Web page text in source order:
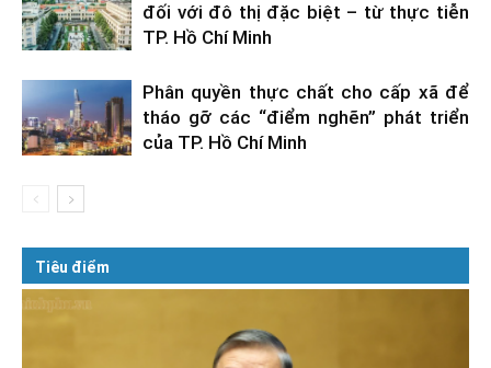
đối với đô thị đặc biệt – từ thực tiễn
TP. Hồ Chí Minh
Phân quyền thực chất cho cấp xã để
tháo gỡ các “điểm nghẽn” phát triển
của TP. Hồ Chí Minh
Tiêu điểm